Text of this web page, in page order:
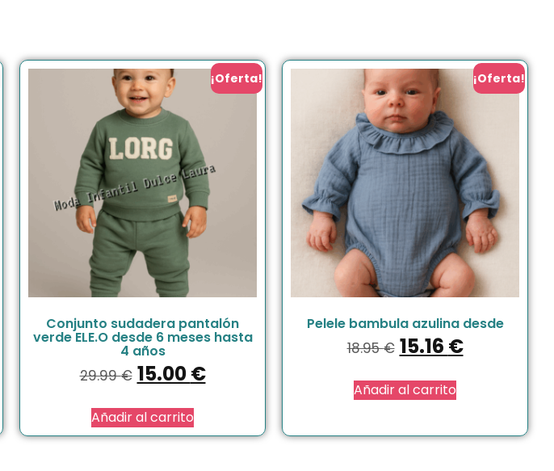
¡Oferta!
Conjunto sudadera pantalón
verde ELE.O desde 6 meses hasta
4 años
29.99€ 15.00€
Añadir al carrito
¡Oferta!
Pelele bambula azulina desde
18.95€ 15.16 €
Añadir al carrito